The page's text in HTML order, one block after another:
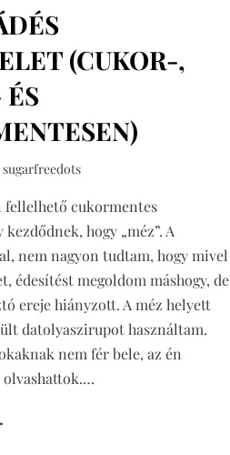
(CUKOR-,
sugarfreedots
fellelhető cukormentes
hogy „méz”. A
nem nagyon tudtam, hogy mivel
édesítést megoldom máshogy, de
ereje hiányzott. A méz helyett
datolyaszirupot használtam.
nem fér bele, az én